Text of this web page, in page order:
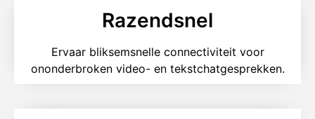
Razendsnel
Ervaar bliksemsnelle connectiviteit voor
ononderbroken video- en tekstchatgesprekken.